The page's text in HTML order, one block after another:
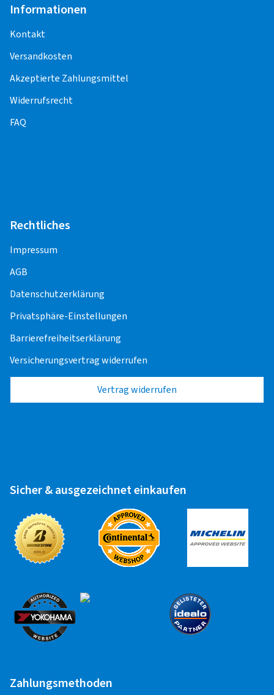
Informationen
Kontakt
Versandkosten
Akzeptierte Zahlungsmittel
Widerrufsrecht
FAQ
Rechtliches
Impressum
AGB
Datenschutzerklärung
Privatsphäre-Einstellungen
Barrierefreiheitserklärung
Versicherungsvertrag widerrufen
Vertrag widerrufen
Sicher & ausgezeichnet einkaufen
Zahlungsmethoden